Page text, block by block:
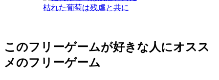
枯れた葡萄は残虐と共に
このフリーゲームが好きな人にオスス
メのフリーゲーム